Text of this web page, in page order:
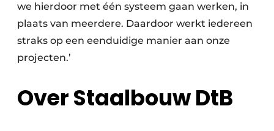
we hierdoor met één systeem gaan werken, in
plaats van meerdere. Daardoor werkt iedereen
straks op een eenduidige manier aan onze
projecten.’
Over Staalbouw DtB